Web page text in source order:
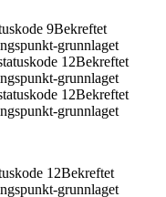
9Bekreftet
grunnlaget
12Bekreftet
grunnlaget
12Bekreftet
grunnlaget
12Bekreftet
grunnlaget